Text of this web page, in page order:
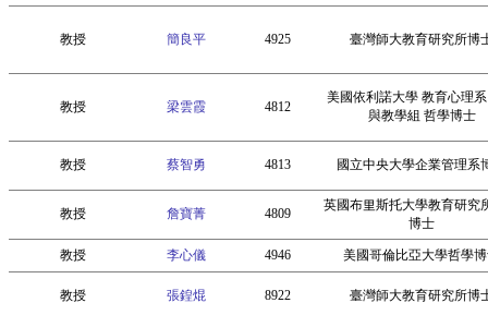
教授 簡良平 4925 臺灣師大教育研究所博
教授 梁雲霞 4812
美國依利諾大學 教育心理
與教學組 哲學博士
教授 蔡智勇 4813 國立中央大學企業管理系
教授 詹寶菁 4809
英國布里斯托大學教育研究
博士
教授 李心儀 4946 美國哥倫比亞大學哲學
教授 張鍠焜 8922 臺灣師大教育研究所博